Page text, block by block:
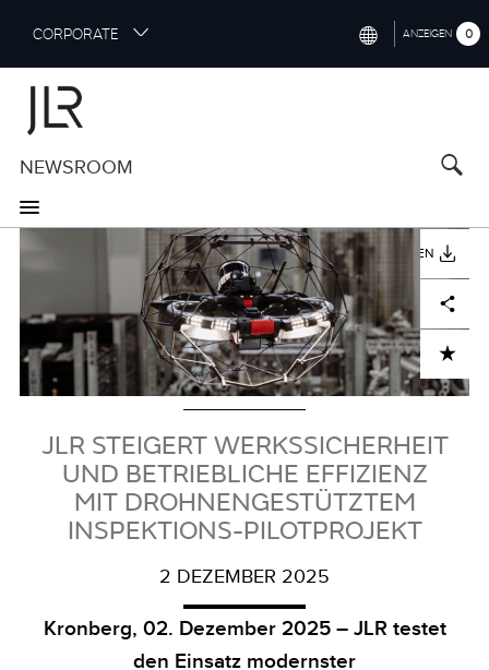
i
m
n
e
CORPORATE
FRANCE (FRANÇAIS)
SPAIN (ESPAÑOL)
ITALY (ITALIANO)
ANZEIGEN 0
NEWSROOM
Bild
HERUNTERLADEN
ADD TO CART
Facebook
X LinkedIn Share
JLR STEIGERT WERKSSICHERHEIT
UND BETRIEBLICHE EFFIZIENZ
MIT DROHNENGESTÜTZTEM
INSPEKTIONS-PILOTPROJEKT
2 DEZEMBER 2025
Kronberg, 02. Dezember 2025 – JLR testet
den Einsatz modernster